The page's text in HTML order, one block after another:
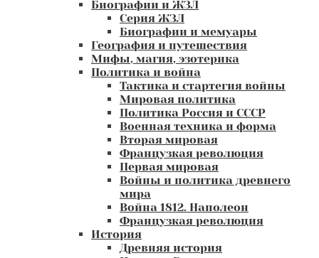
Биографии и ЖЗЛ
Серия ЖЗЛ
Биографии и мемуары
География и путешествия
Мифы, магия, эзотерика
Политика и война
Тактика и стартегия войны
Мировая политика
Политика Россия и СССР
Военная техника и форма
Вторая мировая
Французкая революция
Первая мировая
Войны и политика древнего
мира
Война 1812. Наполеон
Французкая революция
История
Древняя история